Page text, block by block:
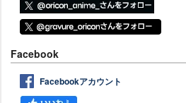
Facebook
Facebookアカウント